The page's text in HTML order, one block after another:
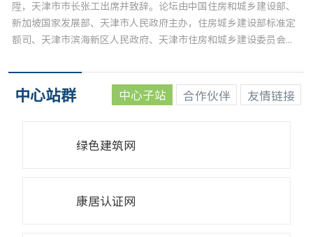
陞，天津市市长张工出席并致辞。论坛由中国住房和城乡建设部、
新加坡国家发展部、天津市人民政府主办，住房城乡建设部标准定
额司、天津市滨海新区人民政府、天津市住房和城乡建设委员会...
中国勘察设计协会团体标准《低碳生态科技城评价标准》编制工作启动会在京顺利召开2024-11-28
中心与天津市住建委、中新天津生态城管委会签署战略合作协议
2024-09-30
中心站群 中心子站 合作伙伴 友情链接
绿色建筑网
康居认证网